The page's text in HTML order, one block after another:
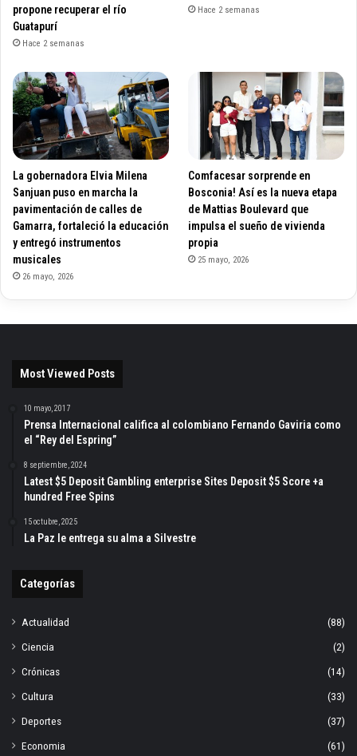
propone recuperar el río
Guatapurí
Hace 2 semanas
Hace 2 semanas
La gobernadora Elvia Milena
Sanjuan puso en marcha la
pavimentación de calles de
Gamarra, fortaleció la educación
y entregó instrumentos
musicales
26 mayo, 2026
Comfacesar sorprende en
Bosconia! Así es la nueva etapa
de Mattias Boulevard que
impulsa el sueño de vivienda
propia
25 mayo, 2026
Most Viewed Posts
10 mayo, 2017
Prensa Internacional califica al colombiano Fernando Gaviria como
el “Rey del Espring”
8 septiembre, 2024
Latest $5 Deposit Gambling enterprise Sites Deposit $5 Score +a
hundred Free Spins
15 octubre, 2025
La Paz le entrega su alma a Silvestre
Categorías
Actualidad
(88)
Ciencia
(2)
Crónicas
(14)
Cultura
(33)
Deportes
(37)
Economia
(61)